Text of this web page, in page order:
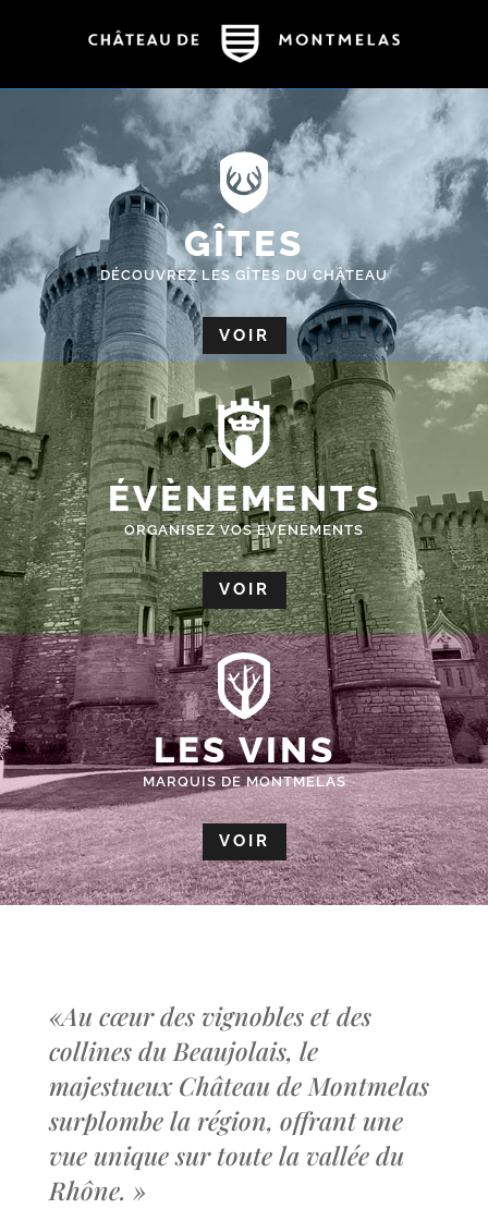
GÎTES
DÉCOUVREZ LES GÎTES DU CHÂTEAU
VOIR
ÉVÈNEMENTS
ORGANISEZ VOS EVENEMENTS
VOIR
LES VINS
MARQUIS DE MONTMELAS
VOIR
«Au cœur des vignobles et des
collines du Beaujolais, le
majestueux Château de Montmelas
surplombe la région, offrant une
vue unique sur toute la vallée du
Rhône. »